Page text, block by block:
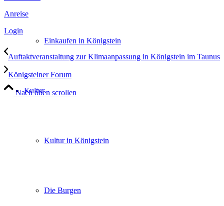
Einkaufen in Königstein
Kultur
Kultur in Königstein
Die Burgen
Anreise
Login
Auftaktveranstaltung zur Klimaanpassung in Königstein im Taunus
Königsteiner Forum
Nach oben scrollen